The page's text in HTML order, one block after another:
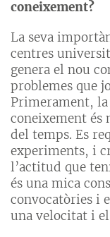
coneixement?
La seva
centres
genera el nou
problemes que
Primerament,
coneixement és
del temps. Es
experiments, i
l’actitud que
és una mica
convocatòries i
una velocitat i